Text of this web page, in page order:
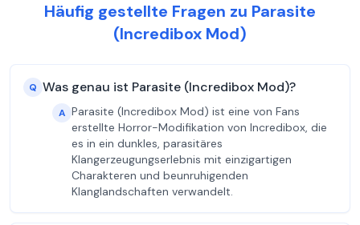
Häufig gestellte Fragen zu Parasite
(Incredibox Mod)
Q Was genau ist Parasite (Incredibox Mod)?
A Parasite (Incredibox Mod) ist eine von Fans
erstellte Horror-Modifikation von Incredibox, die
es in ein dunkles, parasitäres
Klangerzeugungserlebnis mit einzigartigen
Charakteren und beunruhigenden
Klanglandschaften verwandelt.